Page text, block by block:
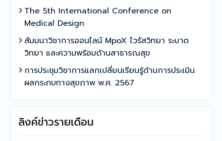
The 5th International Conference on
Medical Design
สัมมนาวิชาการออนไลน์ MpoX ไวรัสวิทยา ระบาด
วิทยา และความพร้อมด้านสาธารณสุข
การประชุมวิชาการแลกเปลี่ยนเรียนรู้ด้านการประเมิน
ผลกระทบทางสุขภาพ พ.ศ. 2567
ลิงค์ข่าวรายเดือน